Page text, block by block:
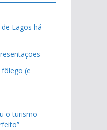
Lagos há
fôlego (e
o turismo